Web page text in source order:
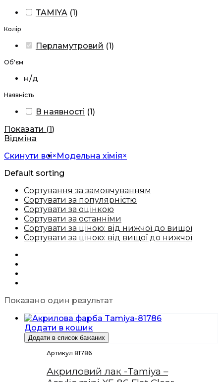
TAMIYA (1)
Колір
Перламутровий (1)
Об'єм
н/д
Наявність
В наявності (1)
Показати (1)
Відміна
Скинути всі×Модельна хімія×
Default sorting
Сортування за замовчуванням
Сортувати за популярністю
Сортувати за оцінкою
Сортувати за останніми
Сортувати за ціною: від нижчої до вищої
Сортувати за ціною: від вищої до нижчої
Показано один результат
Додати в кошик
Додати в список бажаних
Артикул 81786
Акриловий лак -Tamiya –